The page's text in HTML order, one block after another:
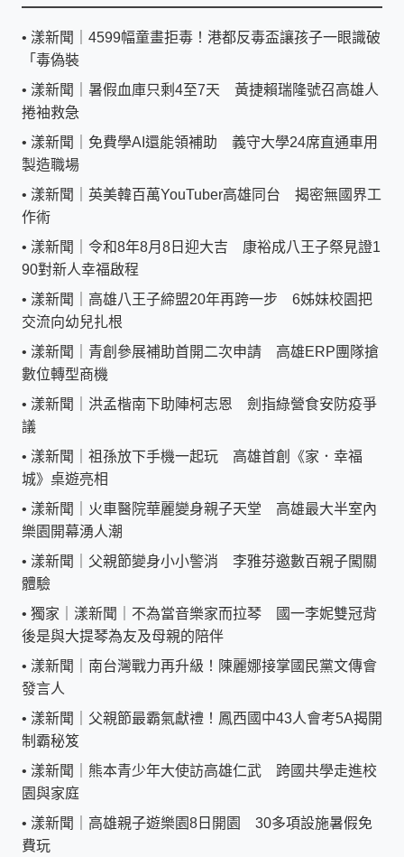
• 漾新聞｜4599幅童畫拒毒！港都反毒盃讓孩子一眼識破
「毒偽裝
• 漾新聞｜暑假血庫只剩4至7天 黃捷賴瑞隆號召高雄人
捲袖救急
• 漾新聞｜免費學AI還能領補助 義守大學24席直通車用
製造職場
• 漾新聞｜英美韓百萬YouTuber高雄同台 揭密無國界工
作術
• 漾新聞｜令和8年8月8日迎大吉 康裕成八王子祭見證1
90對新人幸福啟程
• 漾新聞｜高雄八王子締盟20年再跨一步 6姊妹校園把
交流向幼兒扎根
• 漾新聞｜青創參展補助首開二次申請 高雄ERP團隊搶
數位轉型商機
• 漾新聞｜洪孟楷南下助陣柯志恩 劍指綠營食安防疫爭
議
• 漾新聞｜祖孫放下手機一起玩 高雄首創《家．幸福
城》桌遊亮相
• 漾新聞｜火車醫院華麗變身親子天堂 高雄最大半室內
樂園開幕湧人潮
• 漾新聞｜父親節變身小小警消 李雅芬邀數百親子闖關
體驗
• 獨家｜漾新聞｜不為當音樂家而拉琴 國一李妮雙冠背
後是與大提琴為友及母親的陪伴
• 漾新聞｜南台灣戰力再升級！陳麗娜接掌國民黨文傳會
發言人
• 漾新聞｜父親節最霸氣獻禮！鳳西國中43人會考5A揭開
制霸秘笈
• 漾新聞｜熊本青少年大使訪高雄仁武 跨國共學走進校
園與家庭
• 漾新聞｜高雄親子遊樂園8日開園 30多項設施暑假免
費玩